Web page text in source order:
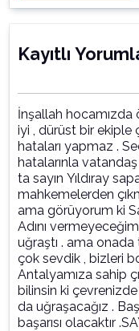
Kayıtlı
İnşallah hocamızda
iyi , dürüst bir ekiple
hataları yapmaz .
hatalarınla
ta sayın Yıldıray
mahkemelerden
ama görüyorum ki
Adını
uğraştı . ama
çok sevdik , bizleri
Antalyamıza sahip
bilinsin ki
da uğraşacağız .
başarısı olacaktır